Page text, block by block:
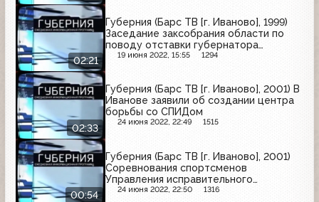
02:21
Губерния (Барс ТВ [г. Иваново], 1999)
Заседание заксобрания области по
поводу отставки губернатора
Владислава Тихомирова
19 июня 2022, 15:55 1294
02:33
Губерния (Барс ТВ [г. Иваново], 2001) В
Иванове заявили об создании центра
борьбы со СПИДом
24 июня 2022, 22:49 1515
00:54
Губерния (Барс ТВ [г. Иваново], 2001)
Соревнования спортсменов
Управления исправительного
наказания
24 июня 2022, 22:50 1316